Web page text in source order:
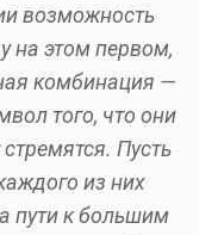
возможность
на этом первом,
комбинация —
того, что они
Пусть
из них
пути к большим